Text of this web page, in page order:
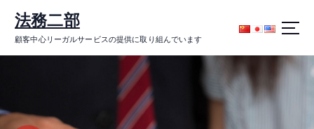
ン
キ
法務二部
顧客中心リーガルサービスの提供に取り組んでいます